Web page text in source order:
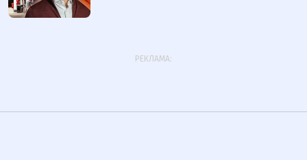
РЕКЛАМА: